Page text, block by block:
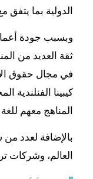
الدولية بما يتفق
وبسبب جودة
ثقة العديد من
في مجال حقوق
كيبينا الفنلندية
المناهج معهم للغة
بالإضافة لعدد
العالم، وشركات